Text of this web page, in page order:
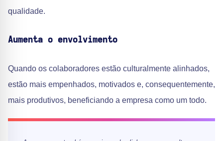
qualidade.
Aumenta o envolvimento
Quando os colaboradores estão culturalmente alinhados,
estão mais empenhados, motivados e, consequentemente,
mais produtivos, beneficiando a empresa como um todo.